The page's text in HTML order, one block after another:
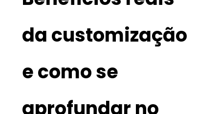
da customização
e como se
aprofundar no